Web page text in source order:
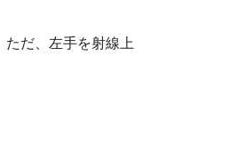
だ、左手を射線上